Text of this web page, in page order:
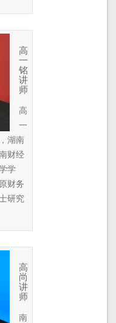
高
一
铭
讲
师
高
一
湖南
财经
学
财务
研究
高
尚
讲
师
南